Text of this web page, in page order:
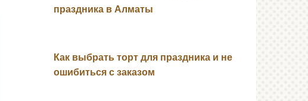
праздника в Алматы
Как выбрать торт для праздника и не
ошибиться с заказом